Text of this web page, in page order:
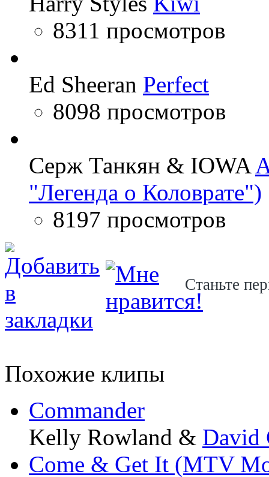
8311 просмотров
Ed Sheeran Perfect
8098 просмотров
Серж Танкян & IOWA
"Легенда о Коловрате")
8197 просмотров
Станьте
Похожие клипы
Commander
Kelly Rowland & David
Come & Get It (MTV